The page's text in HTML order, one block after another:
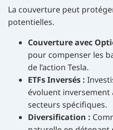
La couverture peut
potentielles.
Couverture avec
pour compenser les
de l’action Tesla.
ETFs Inversés :
évoluent inversement
secteurs spécifiques.
Diversification :